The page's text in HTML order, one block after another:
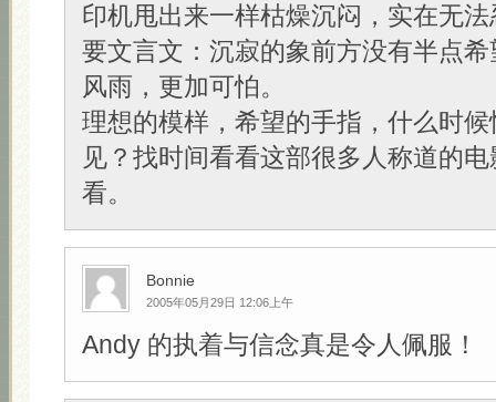
印机甩出来一样枯燥沉闷，实在无
要文言文：沉寂的象前方没有半点
风雨，更加可怕。
理想的模样，希望的手指，什么时
见？找时间看看这部很多人称道的
看。
Bonnie
2005年05月29日 12:06上午
Andy 的执着与信念真是令人佩服！